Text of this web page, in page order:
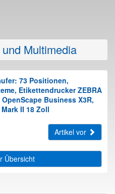
Multimedia
73 Positionen,
Etikettendrucker ZEBRA
Business X3R,
II 18 Zoll
Artikel vor
Übersicht